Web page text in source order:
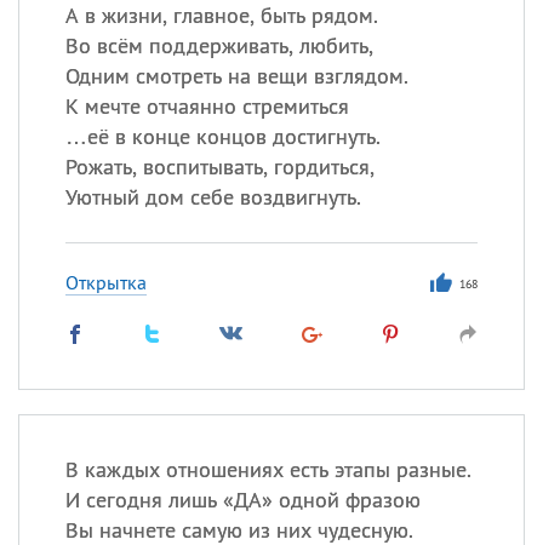
А в жизни, главное, быть рядом.
Во всём поддерживать, любить,
Одним смотреть на вещи взглядом.
К мечте отчаянно стремиться
…её в конце концов достигнуть.
Рожать, воспитывать, гордиться,
Уютный дом себе воздвигнуть.
Открытка 168
В каждых отношениях есть этапы разные.
И сегодня лишь «ДА» одной фразою
Вы начнете самую из них чудесную.